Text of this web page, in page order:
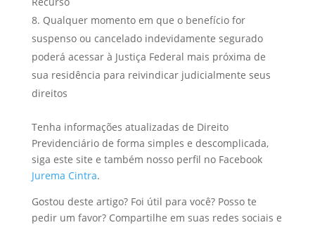
Qualquer momento em que o benefício for
suspenso ou cancelado indevidamente segurado
poderá acessar à Justiça Federal mais próxima de
sua residência para reivindicar judicialmente seus
direitos
Tenha informações atualizadas de Direito
Previdenciário de forma simples e descomplicada,
siga este site e também nosso perfil no Facebook
Jurema Cintra.
Gostou deste artigo? Foi útil para você? Posso te
pedir um favor? Compartilhe em suas redes sociais e